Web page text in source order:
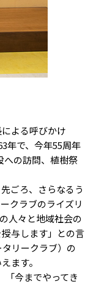
よる呼びかけ
年で、今年55周年
への訪問、植樹祭
ごろ、さらなるう
クラブのライズリ
人々と地域社会の
与します」との言
リークラブ）の
ます。
今までやってき